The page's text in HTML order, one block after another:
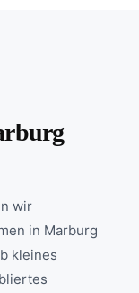
wir
in Marburg
kleines